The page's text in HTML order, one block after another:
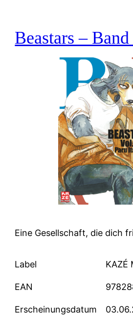
Beastars – Band
Eine Gesellschaft, die dich
Label KAZÉ
EAN
Erscheinungsdatum